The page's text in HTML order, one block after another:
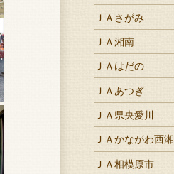
ＪＡさがみ
ＪＡ湘南
ＪＡはだの
ＪＡあつぎ
ＪＡ県央愛川
ＪＡかながわ西湘
ＪＡ相模原市